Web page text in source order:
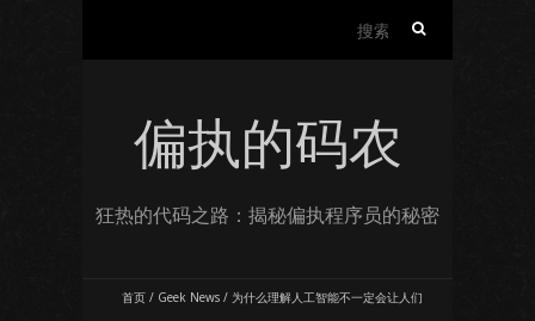
偏执的码农
狂热的代码之路：揭秘偏执程序员的秘密
首页 / Geek News / 为什么理解人工智能不一定会让人们